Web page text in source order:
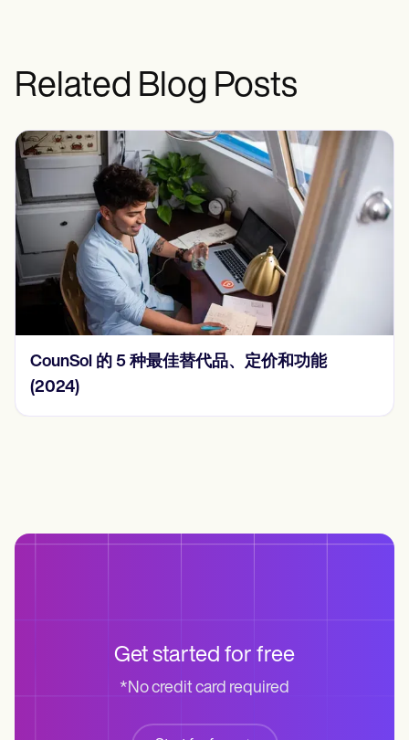
Related Blog Posts
2024 年的 15 个 SOAP 笔记示例
Get started for free
*No credit card required